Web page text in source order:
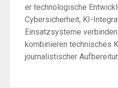
er technologische
Cybersicherheit, KI-
Einsatzsysteme
kombinieren technisches
journalistischer